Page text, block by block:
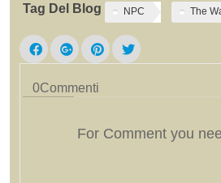
Tag Del Blog NPC The
0Commenti
For Comment you